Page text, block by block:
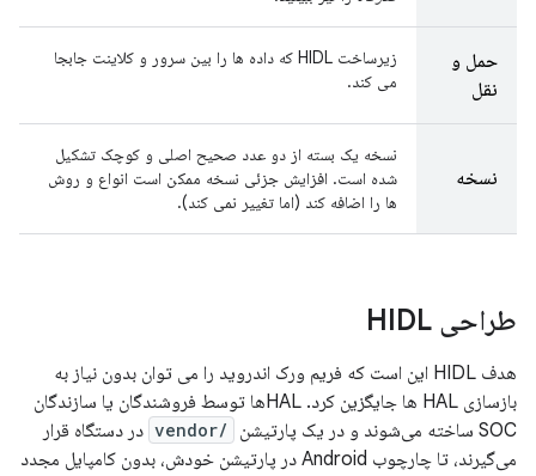
حمل و
نقل
زیرساخت HIDL که داده ها را بین سرور و کلاینت جابجا
می کند.
نسخه
نسخه یک بسته از دو عدد صحیح اصلی و کوچک تشکیل
شده است. افزایش جزئی نسخه ممکن است انواع و روش
ها را اضافه کند (اما تغییر نمی کند).
طراحی HIDL
هدف HIDL این است که فریم ورک اندروید را می توان بدون نیاز به
بازسازی HAL ها جایگزین کرد. HAL‌ها توسط فروشندگان یا سازندگان
SOC ساخته می‌شوند و در یک پارتیشن
/vendor
در دستگاه قرار
می‌گیرند، تا چارچوب Android در پارتیشن خودش، بدون کامپایل مجدد